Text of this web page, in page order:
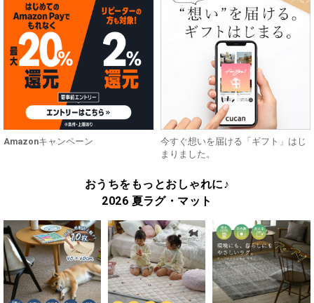
Amazonキャンペーン
今すぐ想いを届ける「ギフト」はじ
まりました。
おうちをもっとおしゃれに♪
2026 夏ラグ・マット